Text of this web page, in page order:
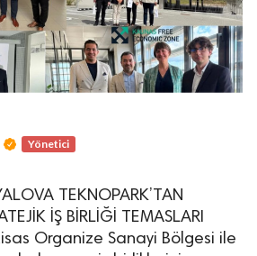
Yönetici
TEKNOPARK’TAN
İŞ BİRLİĞİ TEMASLARI
Organize Sanayi Bölgesi ile